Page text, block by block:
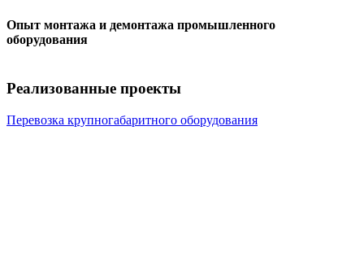
Опыт монтажа и демонтажа промышленного
оборудования
Реализованные проекты
Перевозка крупногабаритного оборудования